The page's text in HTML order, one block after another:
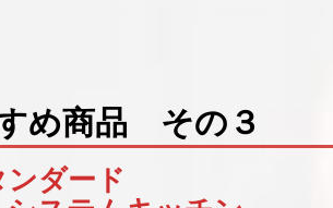
すめ
ダード